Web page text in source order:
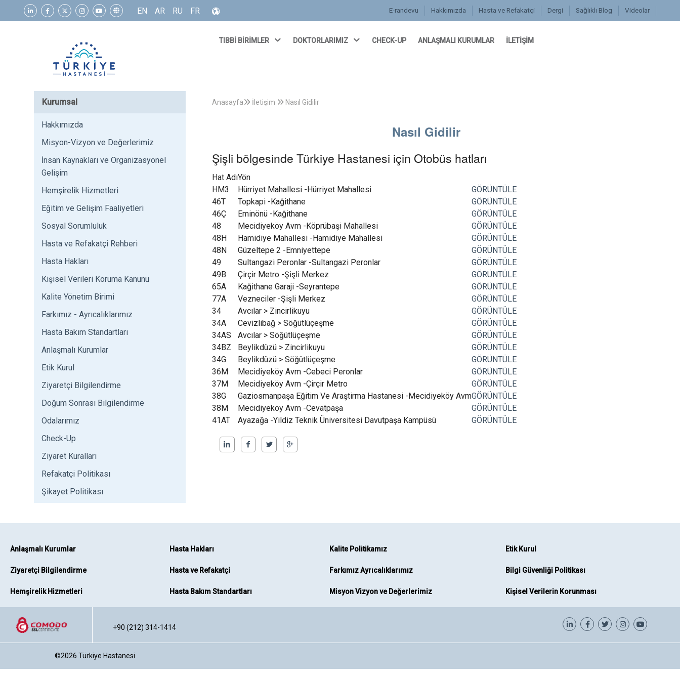
EN AR RU FR E-randevu Hakkımızda Hasta ve Refakatçi Dergi Sağlıklı Blog Videolar
TIBBİ BİRİMLER DOKTORLARIMIZ CHECK-UP ANLAŞMALI KURUMLAR İLETİŞİM
Kurumsal
Hakkımızda
Misyon-Vizyon ve Değerlerimiz
İnsan Kaynakları ve Organizasyonel
Gelişim
Hemşirelik Hizmetleri
Eğitim ve Gelişim Faaliyetleri
Sosyal Sorumluluk
Hasta ve Refakatçi Rehberi
Hasta Hakları
Kişisel Verileri Koruma Kanunu
Kalite Yönetim Birimi
Farkımız - Ayrıcalıklarımız
Hasta Bakım Standartları
Anlaşmalı Kurumlar
Etik Kurul
Ziyaretçi Bilgilendirme
Doğum Sonrası Bilgilendirme
Odalarımız
Check-Up
Ziyaret Kuralları
Refakatçi Politikası
Şikayet Politikası
Anasayfa İletişim Nasıl Gidilir
Nasıl Gidilir
Şişli bölgesinde Türkiye Hastanesi için Otobüs hatları
Hat AdıYön
HM3
Hürriyet Mahallesi -Hürriyet Mahallesi
GÖRÜNTÜLE
46T
Topkapi -Kağithane
GÖRÜNTÜLE
46Ç
Eminönü -Kağithane
GÖRÜNTÜLE
48
Mecidiyeköy Avm -Köprübaşi Mahallesi
GÖRÜNTÜLE
48H
Hamidiye Mahallesi -Hamidiye Mahallesi
GÖRÜNTÜLE
48N
Güzeltepe 2 -Emniyettepe
GÖRÜNTÜLE
49
Sultangazi Peronlar -Sultangazi Peronlar
GÖRÜNTÜLE
49B
Çirçir Metro -Şişli Merkez
GÖRÜNTÜLE
65A
Kağithane Garaji -Seyrantepe
GÖRÜNTÜLE
77A
Vezneciler -Şişli Merkez
GÖRÜNTÜLE
34
Avcılar > Zincirlikuyu
GÖRÜNTÜLE
34A
Cevizlibağ > Söğütlüçeşme
GÖRÜNTÜLE
34AS
Avcılar > Söğütlüçeşme
GÖRÜNTÜLE
34BZ
Beylikdüzü > Zincirlikuyu
GÖRÜNTÜLE
34G
Beylikdüzü > Söğütlüçeşme
GÖRÜNTÜLE
36M
Mecidiyeköy Avm -Cebeci Peronlar
GÖRÜNTÜLE
37M
Mecidiyeköy Avm -Çirçir Metro
GÖRÜNTÜLE
38G
Gaziosmanpaşa Eğitim Ve Araştirma Hastanesi -Mecidiyeköy AvmGÖRÜNTÜLE
38M
Mecidiyeköy Avm -Cevatpaşa
GÖRÜNTÜLE
41AT
Ayazağa -Yildiz Teknik Üniversitesi Davutpaşa Kampüsü GÖRÜNTÜLE
Anlaşmalı Kurumlar
Ziyaretçi Bilgilendirme
Hemşirelik Hizmetleri
Hasta Hakları
Hasta ve Refakatçi
Hasta Bakım Standartları
Kalite Politikamız
Farkımız Ayrıcalıklarımız
Misyon Vizyon ve Değerlerimiz
Etik Kurul
Bilgi Güvenliği Politikası
Kişisel Verilerin Korunması
+90 (212) 314-1414
©2026 Türkiye Hastanesi